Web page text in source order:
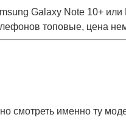
Galaxy Note 10+
топовые, цена
смотреть именно ту